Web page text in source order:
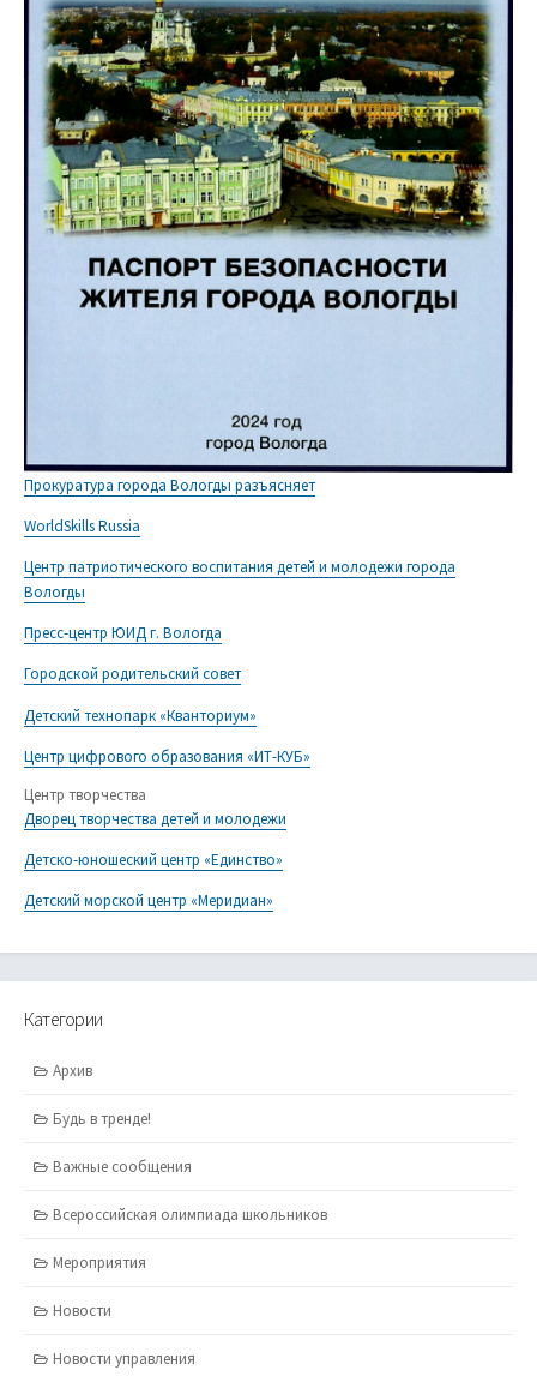
Прокуратура города Вологды разъясняет
WorldSkills Russia
Центр патриотического воспитания детей и молодежи города
Вологды
Пресс-центр ЮИД г. Вологда
Городской родительский совет
Детский технопарк «Кванториум»
Центр цифрового образования «ИТ-КУБ»
Центр творчества
Дворец творчества детей и молодежи
Детско-юношеский центр «Единство»
Детский морской центр «Меридиан»
Категории
Архив
Будь в тренде!
Важные сообщения
Всероссийская олимпиада школьников
Мероприятия
Новости
Новости управления